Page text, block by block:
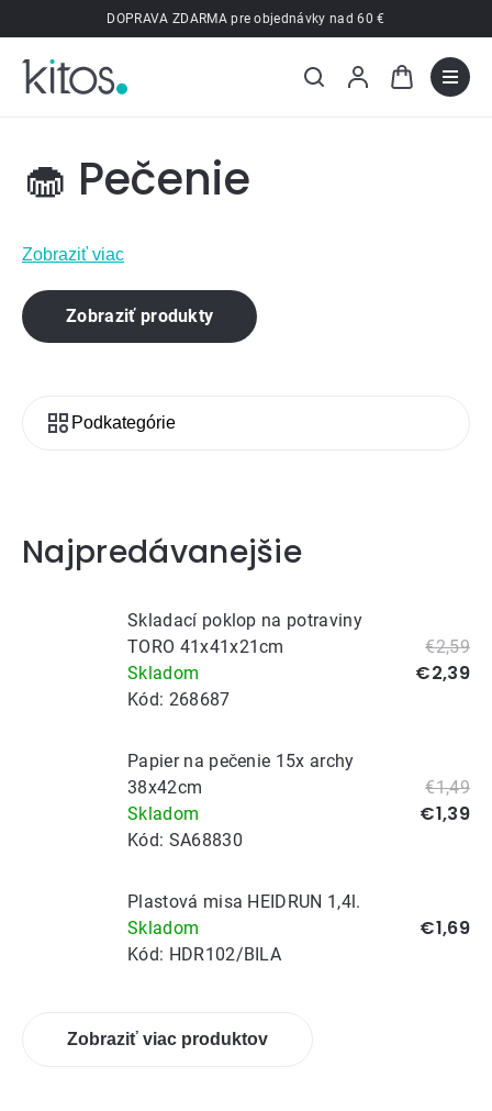
na
obsah
DOPRAVA ZDARMA pre objednávky nad 60 €
🧁 Pečenie
Zobraziť viac
Zobraziť produkty
Podkategórie
Najpredávanejšie
Skladací poklop na potraviny
TORO 41x41x21cm
Skladom
Kód: 268687
€2,59
€2,39
Papier na pečenie 15x archy
38x42cm
Skladom
Kód: SA68830
€1,49
€1,39
Plastová misa HEIDRUN 1,4l.
Skladom
Kód: HDR102/BILA
€1,69
Zobraziť viac produktov